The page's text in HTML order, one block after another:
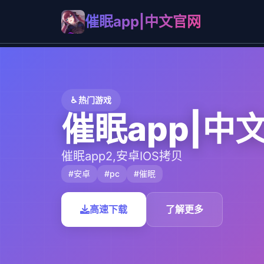
催眠app|中文官网
♿ 热门游戏
催眠app|中
催眠app2,安卓IOS拷贝
#安卓 #pc #催眠
高速下载 了解更多